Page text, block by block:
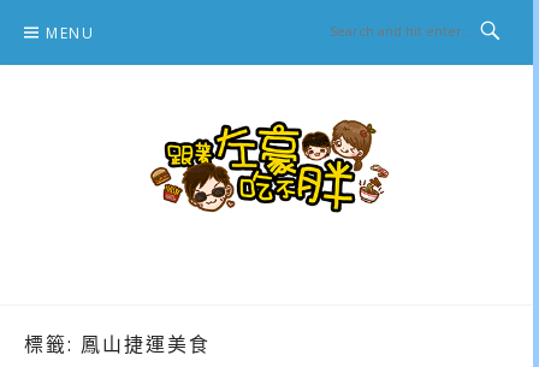
content
MENU
標籤: 鳳山捷運美食